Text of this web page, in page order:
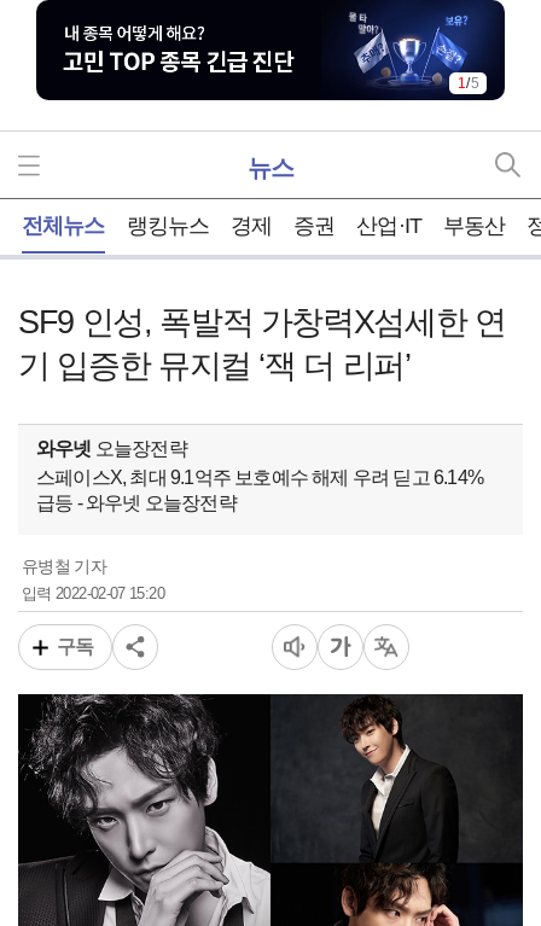
1/5
뉴스
전체뉴스 랭킹뉴스 경제 증권 산업·IT 부동산
SF9 인성, 폭발적 가창력X섬세한 연
기 입증한 뮤지컬 ‘잭 더 리퍼’
와우넷 오늘장전략
스페이스X, 최대 9.1억주 보호예수 해제 우려 딛고 6.14%
급등 - 와우넷 오늘장전략
유병철 기자
입력2022-02-07 15:20
구독